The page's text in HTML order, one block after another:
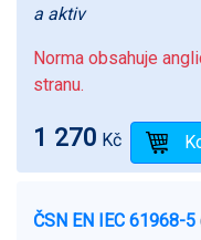
a aktiv
Norma obsahuje
stranu.
1 270 Kč
ČSN EN IEC 61968-5